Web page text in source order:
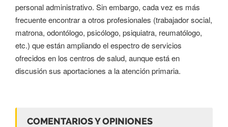
personal administrativo. Sin embargo, cada vez es más
frecuente encontrar a otros profesionales (trabajador social,
matrona, odontólogo, psicólogo, psiquiatra, reumatólogo,
etc.) que están ampliando el espectro de servicios
ofrecidos en los centros de salud, aunque está en
discusión sus aportaciones a la atención primaria.
COMENTARIOS Y OPINIONES